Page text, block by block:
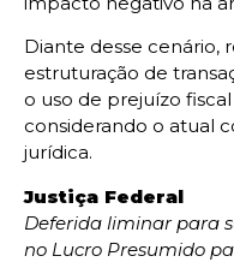
Diante desse cenário,
estruturação de
o uso de prejuízo
considerando o atual
jurídica.
Justiça Federal
Deferida liminar para
no Lucro Presumido